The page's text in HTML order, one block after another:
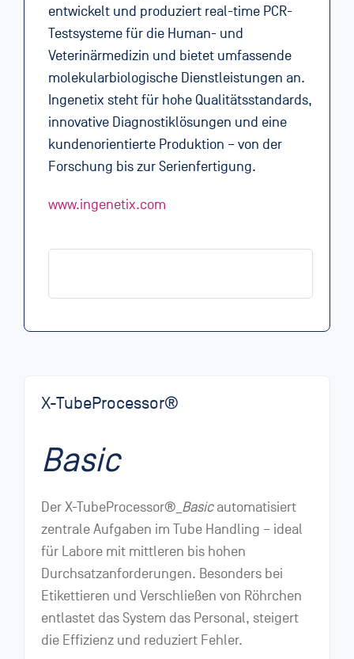
entwickelt und produziert real-time PCR-
Testsysteme für die Human- und
Veterinärmedizin und bietet umfassende
molekularbiologische Dienstleistungen an.
Ingenetix steht für hohe Qualitätsstandards,
innovative Diagnostiklösungen und eine
kundenorientierte Produktion – von der
Forschung bis zur Serienfertigung.
www.ingenetix.com
X-TubeProcessor®
Basic
Der X-TubeProcessor®_ Basicautomatisiert
zentrale Aufgaben im Tube Handling – ideal
für Labore mit mittleren bis hohen
Durchsatzanforderungen. Besonders bei
Etikettieren und Verschließen von Röhrchen
entlastet das System das Personal, steigert
die Effizienz und reduziert Fehler.